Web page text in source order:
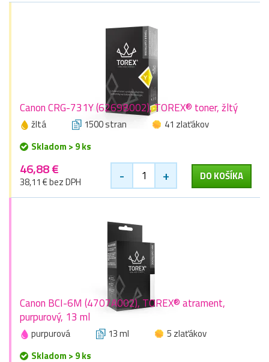
Canon CRG-731Y (6269B002), TOREX® toner, žltý
žltá 1500 stran
41 zlaťákov
Skladom > 9 ks
46,88 €
38,11 € bez DPH - + DO KOŠÍKA
Canon BCI-6M (4707A002), TOREX® atrament,
purpurový, 13 ml
purpurová 13 ml
5 zlaťákov
Skladom > 9 ks